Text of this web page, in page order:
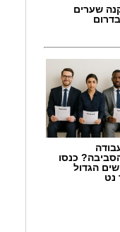
שערים
כנסו
הגדול
נט